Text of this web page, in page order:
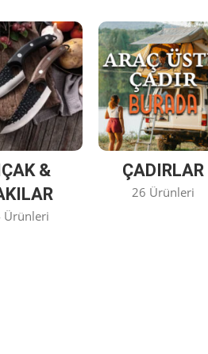
&
Ürünleri
ÇADIRLAR
26 Ürünleri